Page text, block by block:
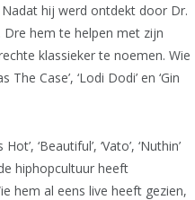
hij werd ontdekt door Dr.
Dre hem te helpen met zijn
klassieker te noemen. Wie
Case’, ‘Lodi Dodi’ en ‘Gin
‘Beautiful’, ‘Vato’, ‘Nuthin’
hiphopcultuur heeft
hem al eens live heeft gezien,